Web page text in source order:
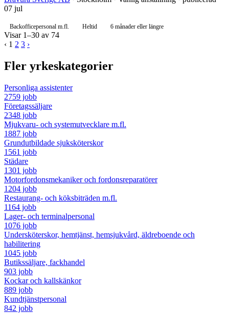
07 jul
Backofficepersonal m.fl. Heltid 6 månader eller längre
Visar 1–30 av 74
‹ 1 2 3 ›
Fler yrkeskategorier
Personliga assistenter
2759 jobb
Företagssäljare
2348 jobb
Mjukvaru- och systemutvecklare m.fl.
1887 jobb
Grundutbildade sjuksköterskor
1561 jobb
Städare
1301 jobb
Motorfordonsmekaniker och fordonsreparatörer
1204 jobb
Restaurang- och köksbiträden m.fl.
1164 jobb
Lager- och terminalpersonal
1076 jobb
Undersköterskor, hemtjänst, hemsjukvård, äldreboende och
habilitering
1045 jobb
Butikssäljare, fackhandel
903 jobb
Kockar och kallskänkor
889 jobb
Kundtjänstpersonal
842 jobb